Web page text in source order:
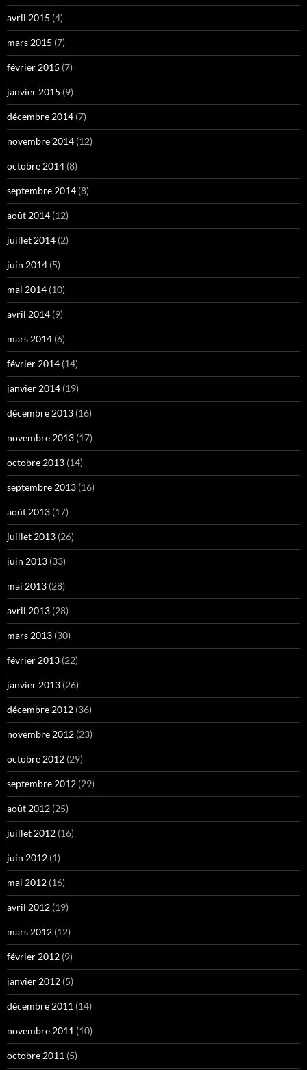
avril 2015 (4)
mars 2015 (7)
février 2015 (7)
janvier 2015 (9)
décembre 2014 (7)
novembre 2014 (12)
octobre 2014 (8)
septembre 2014 (8)
août 2014 (12)
juillet 2014 (2)
juin 2014 (5)
mai 2014 (10)
avril 2014 (9)
mars 2014 (6)
février 2014 (14)
janvier 2014 (19)
décembre 2013 (16)
novembre 2013 (17)
octobre 2013 (14)
septembre 2013 (16)
août 2013 (17)
juillet 2013 (26)
juin 2013 (33)
mai 2013 (28)
avril 2013 (28)
mars 2013 (30)
février 2013 (22)
janvier 2013 (26)
décembre 2012 (36)
novembre 2012 (23)
octobre 2012 (29)
septembre 2012 (29)
août 2012 (25)
juillet 2012 (16)
juin 2012 (1)
mai 2012 (16)
avril 2012 (19)
mars 2012 (12)
février 2012 (9)
janvier 2012 (5)
décembre 2011 (14)
novembre 2011 (10)
octobre 2011 (5)